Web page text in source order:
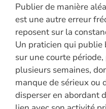
Publier de manière
est une autre erreur
reposent sur la
Un praticien qui publie
sur une courte
plusieurs semaines,
manque de sérieux ou
disperser en abordant